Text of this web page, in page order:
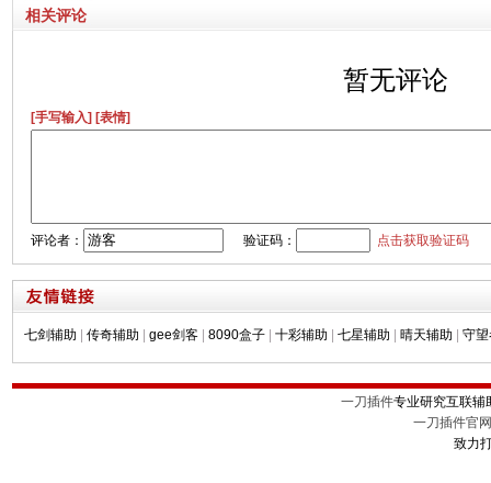
相关评论
暂无评论
[手写输入] [表情]
评论者： 验证码： 点击获取验证码
七剑辅助 传奇辅助 gee剑客 8090盒子 十彩辅助 七星辅助 晴天辅助 守
一刀插件专业研究互联辅
一刀插件官网
致力